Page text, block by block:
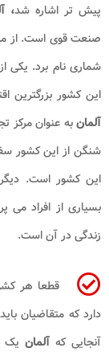
پیش تر اشاره شد،
صنعت قوی است. از
شماری نام برد. یکی
این کشور بزرگترین
آلمانبه عنوان مرکز
شنگن از این کشور
این کشور است.
بسیاری از افراد می
زندگی در آن است.
قطعا هر
دارد که متقاضیان
آنجایی که آلمان یک